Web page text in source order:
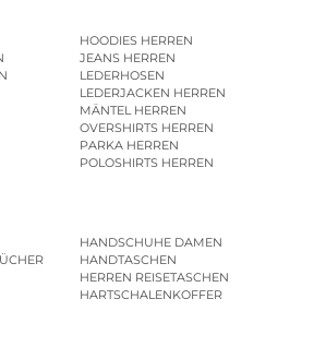
HOODIES HERREN
JEANS HERREN
LEDERHOSEN
LEDERJACKEN HERREN
MÄNTEL HERREN
OVERSHIRTS HERREN
PARKA HERREN
POLOSHIRTS HERREN
HANDSCHUHE DAMEN
HANDTASCHEN
HERREN REISETASCHEN
HARTSCHALENKOFFER